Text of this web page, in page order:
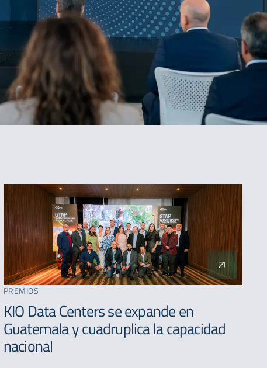
ORDENAR
Más reciente
Menos reciente
PREMIOS
KIO Data Centers se expande en
Guatemala y cuadruplica la capacidad
nacional